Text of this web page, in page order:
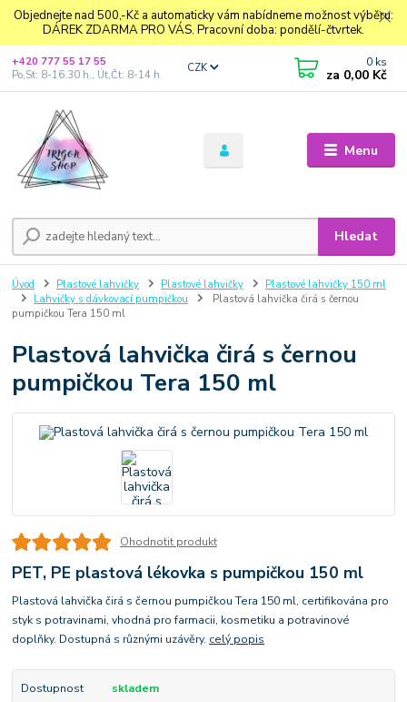
Objednejte nad 500,-Kč a automaticky vám nabídneme možnost výběru:
DÁREK ZDARMA PRO VÁS. Pracovní doba: pondělí-čtvrtek.
Menu
CZK
Hledat
+420 777 55 17 55
Po,St: 8-16.30 h., Út,Čt: 8-14 h.
0 ks
za 0,00 Kč
Úvod Plastové lahvičky Plastové lahvičky
Plastové lahvičky 150 ml
Lahvičky s dávkovací pumpičkou
Plastová lahvička čirá s černou
pumpičkou Tera 150 ml
Plastová lahvička čirá s černou
pumpičkou Tera 150 ml
Ohodnotit produkt
PET, PE plastová lékovka s pumpičkou 150 ml
Plastová lahvička čirá s černou pumpičkou Tera 150 ml, certifikována pro
styk s potravinami, vhodná pro farmacii, kosmetiku a potravinové
doplňky. Dostupná s různými uzávěry. celý popis
Dostupnost skladem